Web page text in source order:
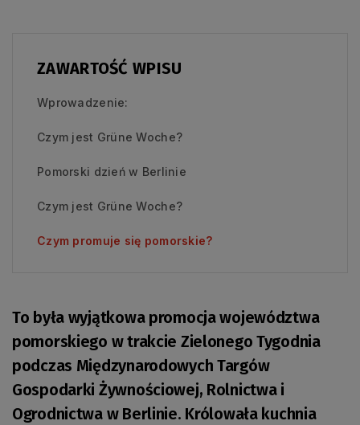
ZAWARTOŚĆ WPISU
Wprowadzenie:
Czym jest Grüne Woche?
Pomorski dzień w Berlinie
Czym jest Grüne Woche?
Czym promuje się pomorskie?
To była wyjątkowa promocja województwa
pomorskiego w trakcie Zielonego Tygodnia
podczas Międzynarodowych Targów
Gospodarki Żywnościowej, Rolnictwa i
Ogrodnictwa w Berlinie. Królowała kuchnia